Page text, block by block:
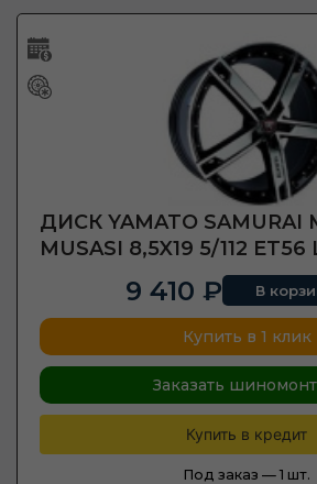
ДИСК YAMATO SAMURAI
MUSASI 8,5X19 5/112
9 410 ₽ В
Купить в 1 клик
Заказать
Купить в кредит
Под заказ — 1 шт.